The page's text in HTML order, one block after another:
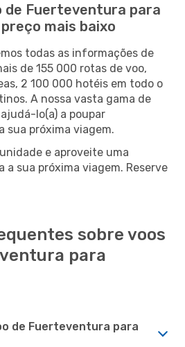
de Fuerteventura para
mais baixo
todas as informações de
de 155 000 rotas de voo,
2 100 000 hotéis em todo o
A nossa vasta gama de
lo(a) a poupar
sua próxima viagem.
e aproveite uma
sua próxima viagem. Reserve
sobre voos
para
de Fuerteventura para